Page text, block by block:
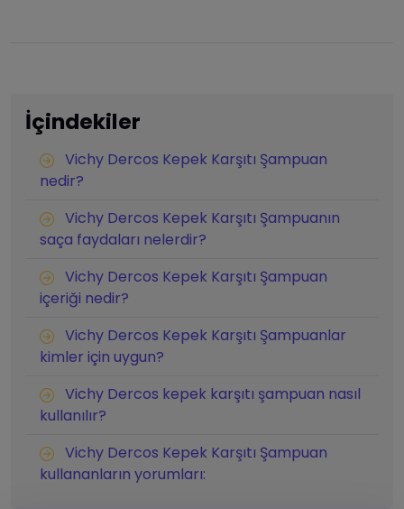
İçindekiler
Vichy Dercos Kepek Karşıtı Şampuan
nedir?
Vichy Dercos Kepek Karşıtı Şampuanın
saça faydaları nelerdir?
Vichy Dercos Kepek Karşıtı Şampuan
içeriği nedir?
Vichy Dercos Kepek Karşıtı Şampuanlar
kimler için uygun?
Vichy Dercos kepek karşıtı şampuan nasıl
kullanılır?
Vichy Dercos Kepek Karşıtı Şampuan
kullananların yorumları: